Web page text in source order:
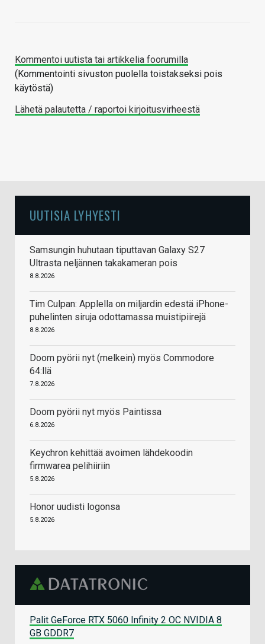
Kommentoi uutista tai artikkelia foorumilla
(Kommentointi sivuston puolella toistakseksi pois
käytöstä)
Lähetä palautetta / raportoi kirjoitusvirheestä
UUTISIA LYHYESTI
Samsungin huhutaan tiputtavan Galaxy S27
Ultrasta neljännen takakameran pois
8.8.2026
Tim Culpan: Applella on miljardin edestä iPhone-
puhelinten siruja odottamassa muistipiirejä
8.8.2026
Doom pyörii nyt (melkein) myös Commodore
64:llä
7.8.2026
Doom pyörii nyt myös Paintissa
6.8.2026
Keychron kehittää avoimen lähdekoodin
firmwarea pelihiiriin
5.8.2026
Honor uudisti logonsa
5.8.2026
Palit GeForce RTX 5060 Infinity 2 OC NVIDIA 8
GB GDDR7